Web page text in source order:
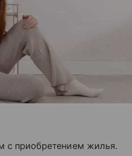
с приобретением жилья.